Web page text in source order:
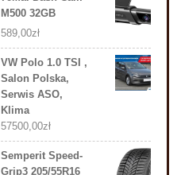
M500 32GB
589,00zł
VW Polo 1.0 TSI ,
Salon Polska,
Serwis ASO,
Klima
57500,00zł
Semperit Speed-
Grip3 205/55R16